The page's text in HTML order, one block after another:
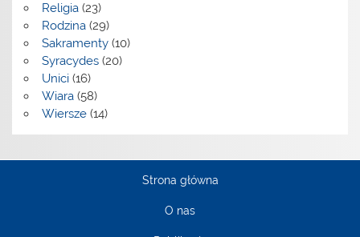
Religia(23)
Rodzina(29)
Sakramenty(10)
Syracydes(20)
Unici(16)
Wiara(58)
Wiersze(14)
Strona główna
O nas